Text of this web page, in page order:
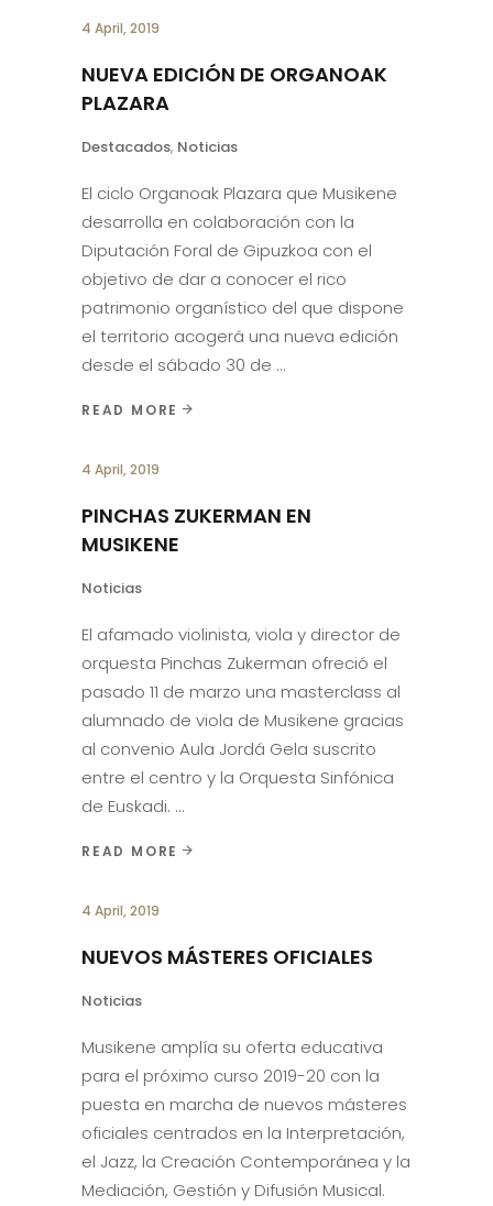
4 April, 2019
NUEVA EDICIÓN DE ORGANOAK
PLAZARA
Destacados, Noticias
El ciclo Organoak Plazara que Musikene
desarrolla en colaboración con la
Diputación Foral de Gipuzkoa con el
objetivo de dar a conocer el rico
patrimonio organístico del que dispone
el territorio acogerá una nueva edición
desde el sábado 30 de
READ MORE
4 April, 2019
PINCHAS ZUKERMAN EN
MUSIKENE
Noticias
El afamado violinista, viola y director de
orquesta Pinchas Zukerman ofreció el
pasado 11 de marzo una masterclass al
alumnado de viola de Musikene gracias
al convenio Aula Jordá Gela suscrito
entre el centro y la Orquesta Sinfónica
de Euskadi.
READ MORE
4 April, 2019
NUEVOS MÁSTERES OFICIALES
Noticias
Musikene amplía su oferta educativa
para el próximo curso 2019-20 con la
puesta en marcha de nuevos másteres
oficiales centrados en la Interpretación,
el Jazz, la Creación Contemporánea y la
Mediación, Gestión y Difusión Musical.